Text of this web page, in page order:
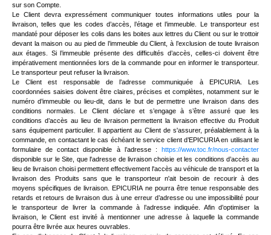
sur son Compte.
Le Client devra expressément communiquer toutes informations utiles pour la
livraison, telles que les codes d’accès, l’étage et l’immeuble. Le transporteur est
mandaté pour déposer les colis dans les boites aux lettres du Client ou sur le trottoir
devant la maison ou au pied de l’immeuble du Client, à l’exclusion de toute livraison
aux étages. Si l’immeuble présente des difficultés d’accès, celles-ci doivent être
impérativement mentionnées lors de la commande pour en informer le transporteur.
Le transporteur peut refuser la livraison.
Le Client est responsable de l’adresse communiquée à EPICURIA. Les
coordonnées saisies doivent être claires, précises et complètes, notamment sur le
numéro d’immeuble ou lieu-dit, dans le but de permettre une livraison dans des
conditions normales. Le Client déclare et s’engage à s’être assuré que les
conditions d’accès au lieu de livraison permettent la livraison effective du Produit
sans équipement particulier. Il appartient au Client de s'assurer, préalablement à la
commande, en contactant le cas échéant le service client d’EPICURIA en utilisant le
formulaire de contact disponible à l’adresse : https://www.toc.fr/nous-contacter
disponible sur le Site, que l'adresse de livraison choisie et les conditions d’accès au
lieu de livraison choisi permettent effectivement l'accès au véhicule de transport et la
livraison des Produits sans que le transporteur n'ait besoin de recourir à des
moyens spécifiques de livraison. EPICURIA ne pourra être tenue responsable des
retards et retours de livraison dus à une erreur d’adresse ou une impossibilité pour
le transporteur de livrer la commande à l’adresse indiquée. Afin d’optimiser la
livraison, le Client est invité à mentionner une adresse à laquelle la commande
pourra être livrée aux heures ouvrables.